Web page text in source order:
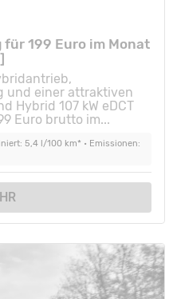
für 199 Euro im Monat
und einer attraktiven
Hybrid 107 kW eDCT
Euro brutto im...
5,4 l/100 km* • Emissionen: